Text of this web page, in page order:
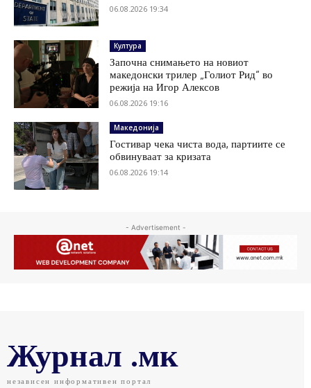
06.08.2026 19:34
Култура
Започна снимањето на новиот
македонски трилер „Голиот Рид“ во
режија на Игор Алексов
06.08.2026 19:16
Македонија
Гостивар чека чиста вода, партиите се
обвинуваат за кризата
06.08.2026 19:14
- Advertisement -
Журнал .мк
независен информативен портал